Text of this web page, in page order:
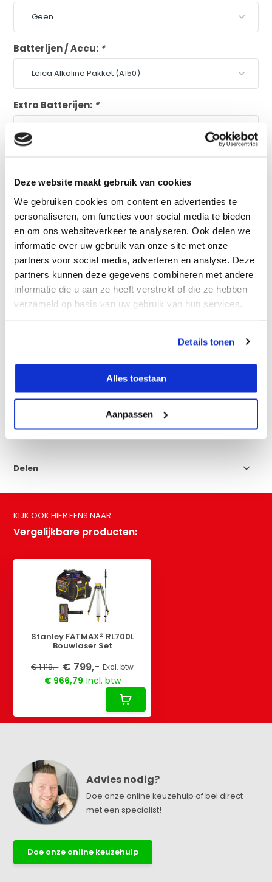
Deze website maakt gebruik van cookies
We gebruiken cookies om content en advertenties te
personaliseren, om functies voor social media te bieden
en om ons websiteverkeer te analyseren. Ook delen we
informatie over uw gebruik van onze site met onze
partners voor social media, adverteren en analyse. Deze
partners kunnen deze gegevens combineren met andere
informatie die u aan ze heeft verstrekt of die ze hebben
verzameld op basis van uw gebruik van hun services.
Details tonen
Alles toestaan
Aanpassen
Batterijen / Accu: *
Extra Batterijen: *
Vertrouwde Leica kwaliteit
Uitgebreide functionaliteiten
Lange werkduur (60u)
Li-Ion Accu optioneel
Vergelijk
Specificaties
Reviews
Delen
KIJK OOK HIER EENS NAAR
Vergelijkbare producten:
Stanley FATMAX® RL700L
Bouwlaser Set
€ 1.118,- € 799,- Excl. btw
€ 966,79 Incl. btw
Advies nodig?
Doe onze online keuzehulp of bel direct
met een specialist!
Doe onze online keuzehulp